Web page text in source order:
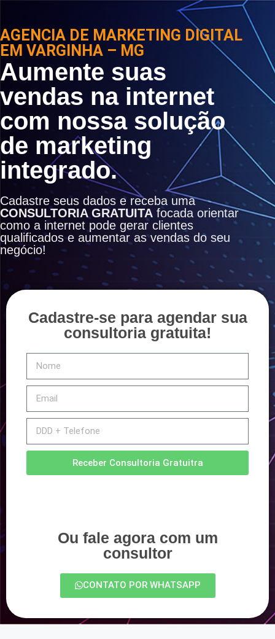
AGENCIA DE MARKETING DIGITAL
EM VARGINHA – MG
Aumente suas
vendas na internet
com nossa solução
de marketing
integrado.
Cadastre seus dados e receba uma
CONSULTORIA GRATUITA focada orientar
como a internet pode gerar clientes
qualificados e aumentar as vendas do seu
negócio!
Cadastre-se para agendar sua
consultoria gratuita!
Receber Consultoria Gratuitra
Ou fale agora com um
consultor
CONTATO POR WHATSAPP